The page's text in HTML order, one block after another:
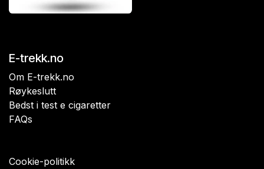
E-trekk.no
Om E-trekk.no
Røykeslutt
Bedst i test e cigaretter
FAQs
Cookie-politikk